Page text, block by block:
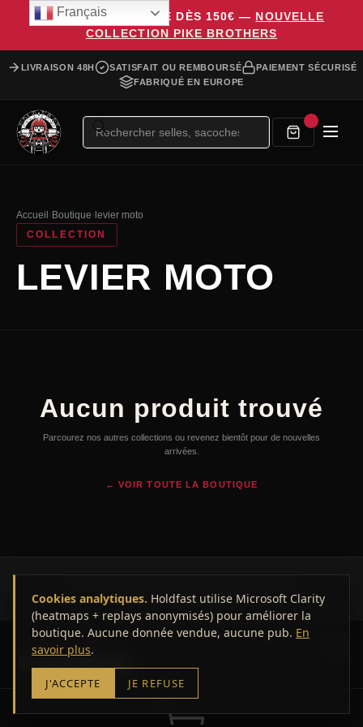
LIVRAISON OFFERTE DÈS 150€ — NOUVELLE
COLLECTION PIKE BROTHERS
LIVRAISON 48H SATISFAIT OU REMBOURSÉ
PAIEMENT SÉCURISÉ
FABRIQUÉ EN EUROPE
Recherche
produits
Accueil Boutique levier moto
COLLECTION
LEVIER MOTO
Aucun produit trouvé
Parcourez nos autres collections ou revenez bientôt pour de nouvelles
arrivées.
← VOIR TOUTE LA BOUTIQUE
CGVMentions légales Confidentialité
Français
VOTRE PANIER
article(s)
Cookies analytiques. Holdfast utilise Microsoft Clarity
(heatmaps + replays anonymisés) pour améliorer la
boutique. Aucune donnée vendue, aucune pub. En
savoir plus.
J'ACCEPTE JE REFUSE